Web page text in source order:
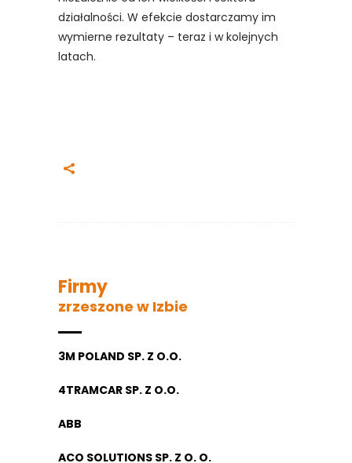
działalności. W efekcie dostarczamy im
wymierne rezultaty – teraz i w kolejnych
latach.
Firmy
zrzeszone w Izbie
3M POLAND SP. Z O.O.
4TRAMCAR SP. Z O.O.
ABB
ACO SOLUTIONS SP. Z O. O.